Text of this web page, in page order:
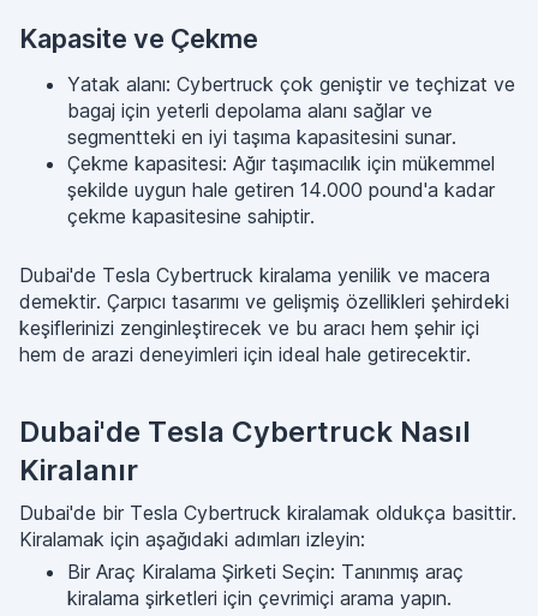
Kapasite ve Çekme
Yatak alanı: Cybertruck çok geniştir ve teçhizat ve
bagaj için yeterli depolama alanı sağlar ve
segmentteki en iyi taşıma kapasitesini sunar.
Çekme kapasitesi: Ağır taşımacılık için mükemmel
şekilde uygun hale getiren 14.000 pound'a kadar
çekme kapasitesine sahiptir.
Dubai'de Tesla Cybertruck kiralama yenilik ve macera
demektir. Çarpıcı tasarımı ve gelişmiş özellikleri şehirdeki
keşiflerinizi zenginleştirecek ve bu aracı hem şehir içi
hem de arazi deneyimleri için ideal hale getirecektir.
Dubai'de Tesla Cybertruck Nasıl
Kiralanır
Dubai'de bir Tesla Cybertruck kiralamak oldukça basittir.
Kiralamak için aşağıdaki adımları izleyin:
Bir Araç Kiralama Şirketi Seçin: Tanınmış araç
kiralama şirketleri için çevrimiçi arama yapın.